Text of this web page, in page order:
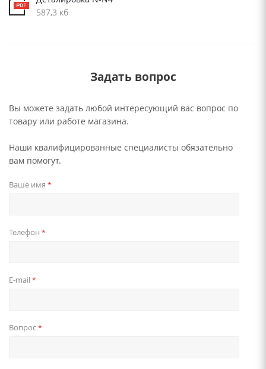
587,3 кб
Задать вопрос
Вы можете задать любой интересующий вас вопрос по
товару или работе магазина.
Наши квалифицированные специалисты обязательно
вам помогут.
Ваше имя *
Телефон *
E-mail *
Вопрос*